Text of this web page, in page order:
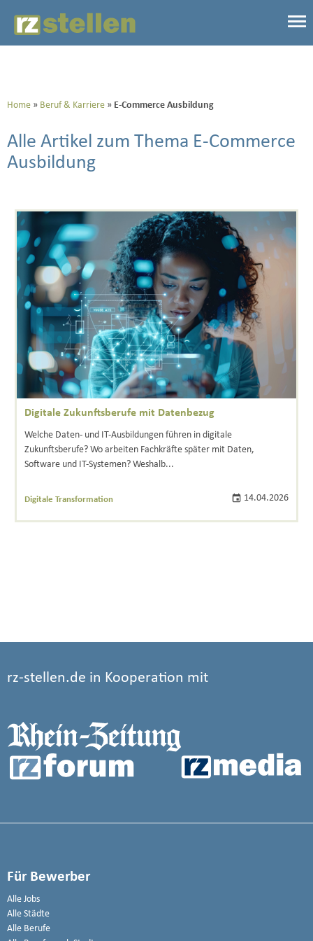
Home Beruf & Karriere E-Commerce Ausbildung
Alle Artikel zum Thema E-Commerce
Ausbildung
Digitale Zukunftsberufe mit Datenbezug
Welche Daten- und IT-Ausbildungen führen in digitale
Zukunftsberufe? Wo arbeiten Fachkräfte später mit Daten,
Software und IT-Systemen? Weshalb...
Digitale Transformation 14.04.2026
rz-stellen.de in Kooperation mit
Für Bewerber
Alle Jobs
Alle Städte
Alle Berufe